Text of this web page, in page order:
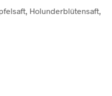
Holunderblütensaft,